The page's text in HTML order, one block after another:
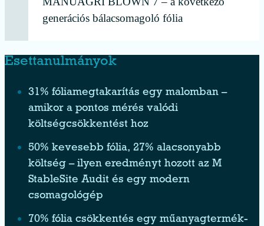
generációs bálacsomagoló fólia
Esettanulmányok
31% fóliamegtakarítás egy malomban –
amikor a pontos mérés valódi
költségcsökkentést hoz
50% kevesebb fólia, 27% alacsonyabb
költség – ilyen eredményt hozott az M
StableSite Audit és egy modern
csomagológép
70% fólia csökkentés egy műanyagtermék-